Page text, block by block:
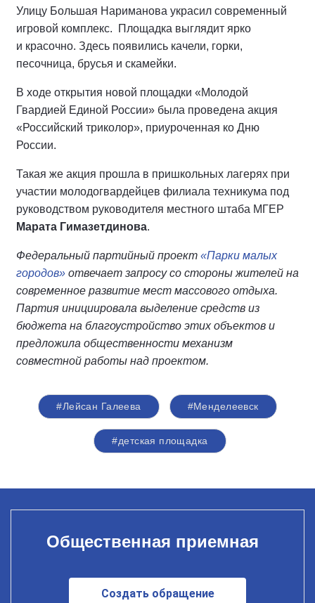
Улицу Большая Нариманова украсил современный
игровой комплекс. Площадка выглядит ярко
и красочно. Здесь появились качели, горки,
песочница, брусья и скамейки.
В ходе открытия новой площадки «Молодой
Гвардией Единой России» была проведена акция
«Российский триколор», приуроченная ко Дню
России.
Такая же акция прошла в пришкольных лагерях при
участии молодогвардейцев филиала техникума под
руководством руководителя местного штаба МГЕР
Марата Гимазетдинова.
Федеральный партийный проект «Парки малых
городов» отвечает запросу со стороны жителей на
современное развитие мест массового отдыха.
Партия инициировала выделение средств из
бюджета на благоустройство этих объектов и
предложила общественности механизм
совместной работы над проектом.
#Лейсан Галеева #Менделеевск
#детская площадка
Общественная приемная
Создать обращение